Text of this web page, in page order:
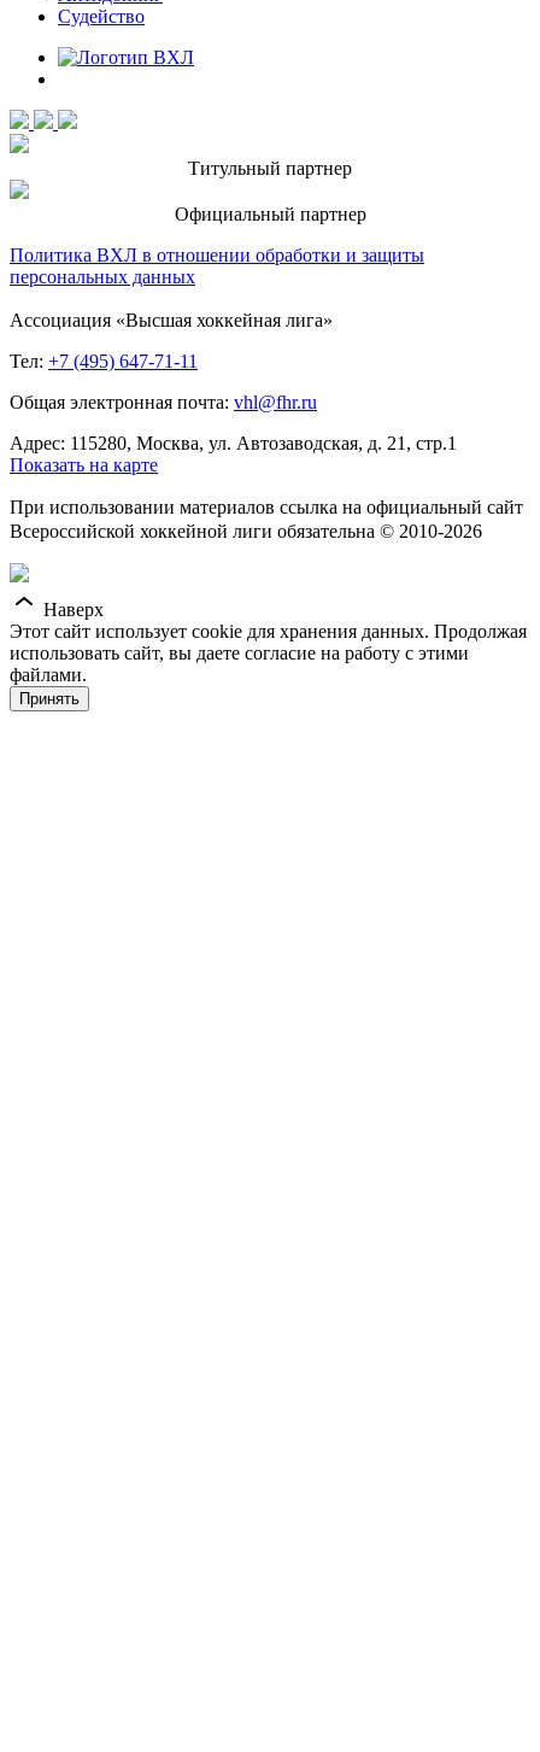
Судейство
Титульный партнер
Официальный партнер
Политика ВХЛ в отношении обработки и защиты
персональных данных
Ассоциация «Высшая хоккейная лига»
Тел: +7 (495) 647-71-11
Общая электронная почта: vhl@fhr.ru
Адрес: 115280, Москва, ул. Автозаводская, д. 21, стр.1
Показать на карте
При использовании материалов ссылка на официальный сайт
Всероссийской хоккейной лиги обязательна © 2010-2026
Наверх
Этот сайт использует cookie для хранения данных. Продолжая
использовать сайт, вы даете согласие на работу с этими
файлами.
Принять